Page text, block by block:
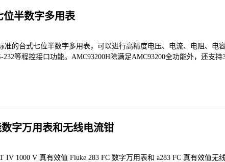
位半数字多用表
准的台式七位半数字多用表，可以进行高精度电压、电流、电阻、电
232等程控接口功能。AMC93200H除满足AMC93200全功能外，还支持
字万用表和无线电流钳
IV 1000 V 真有效值 Fluke 283 FC 数字万用表和 a283 FC 真有效值无